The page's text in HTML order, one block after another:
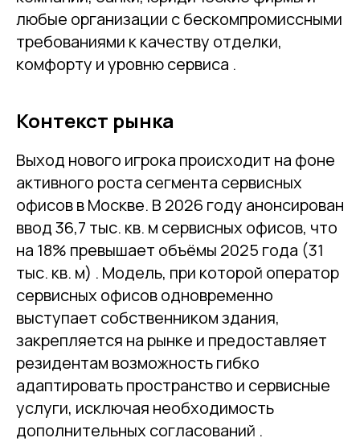
любые организации с бескомпромиссными
требованиями к качеству отделки,
комфорту и уровню сервиса .
Контекст рынка
Выход нового игрока происходит на фоне
активного роста сегмента сервисных
офисов в Москве. В 2026 году анонсирован
ввод 36,7 тыс. кв. м сервисных офисов, что
на 18% превышает объёмы 2025 года (31
тыс. кв. м) . Модель, при которой оператор
сервисных офисов одновременно
выступает собственником здания,
закрепляется на рынке и предоставляет
резидентам возможность гибко
адаптировать пространство и сервисные
услуги, исключая необходимость
дополнительных согласований .